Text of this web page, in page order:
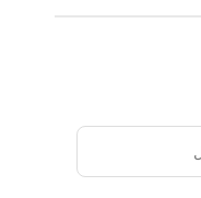
ایمیل